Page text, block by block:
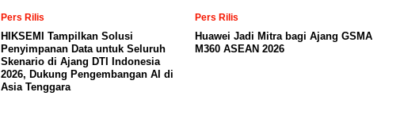
Pers Rilis
HIKSEMI Tampilkan Solusi
Penyimpanan Data untuk Seluruh
Skenario di Ajang DTI Indonesia
2026, Dukung Pengembangan AI di
Asia Tenggara
Pers Rilis
Huawei Jadi Mitra bagi Ajang GSMA
M360 ASEAN 2026